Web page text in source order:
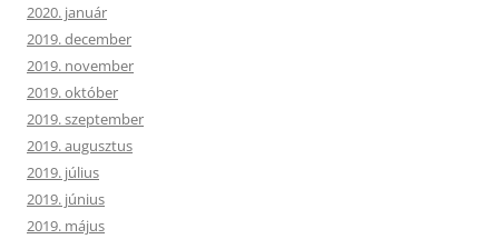
2020. január
2019. december
2019. november
2019. október
2019. szeptember
2019. augusztus
2019. július
2019. június
2019. május